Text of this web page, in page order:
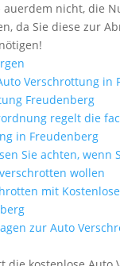
auerdem nicht, die
da Sie diese zur
Verschrottung in
Freudenberg
regelt die
in Freudenberg
Sie achten, wenn
wollen
mit
zur Auto